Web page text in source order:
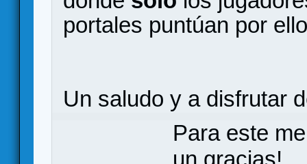
portales puntúan por
Un saludo y a disfrutar
Para este
un gracias!